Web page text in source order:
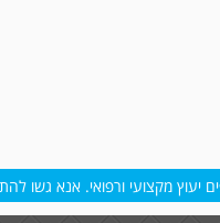
יעוץ מקצועי ורפואי. אנא גשו